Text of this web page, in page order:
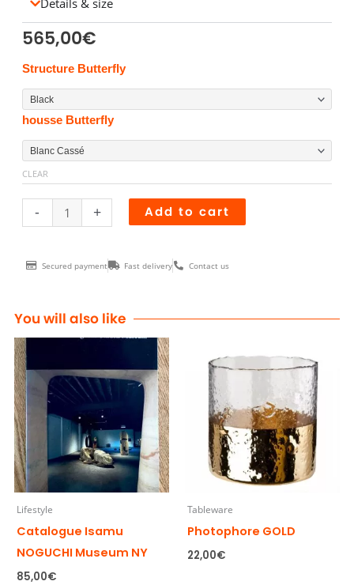
Details & size
565,00€
Structure Butterfly
housse Butterfly
CLEAR
-
FAUTEUIL
BUTTERFLY
OUTDOOR
+ Add to cart
Secured payment Fast delivery Contact us
You will also like
Lifestyle
Catalogue Isamu
NOGUCHI Museum NY
85,00€
Tableware
Photophore GOLD
22,00€